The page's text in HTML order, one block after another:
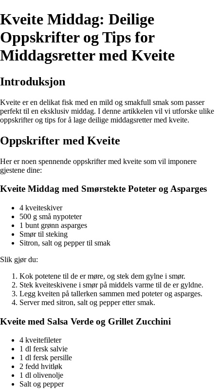
Kveite Middag: Deilige
Oppskrifter og Tips for
Middagsretter med Kveite
Introduksjon
Kveite er en delikat fisk med en mild og smakfull smak som passer
perfekt til en eksklusiv middag. I denne artikkelen vil vi utforske ulike
oppskrifter og tips for å lage deilige middagsretter med kveite.
Oppskrifter med Kveite
Her er noen spennende oppskrifter med kveite som vil imponere
gjestene dine:
Kveite Middag med Smørstekte Poteter og Asparges
4 kveiteskiver
500 g små nypoteter
1 bunt grønn asparges
Smør til steking
Sitron, salt og pepper til smak
Slik gjør du:
Kok potetene til de er møre, og stek dem gylne i smør.
Stek kveiteskivene i smør på middels varme til de er gyldne.
Legg kveiten på tallerken sammen med poteter og asparges.
Server med sitron, salt og pepper etter smak.
Kveite med Salsa Verde og Grillet Zucchini
4 kveitefileter
1 dl fersk salvie
1 dl fersk persille
2 fedd hvitløk
1 dl olivenolje
Salt og pepper